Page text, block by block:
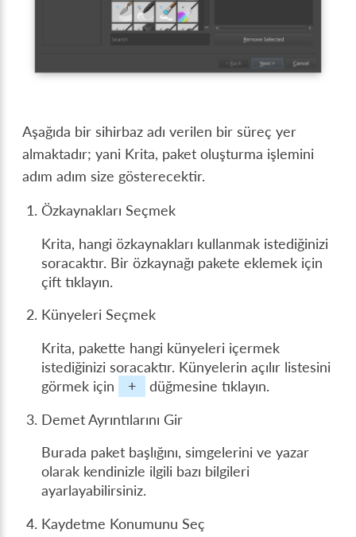
Aşağıda bir sihirbaz adı verilen bir süreç yer
almaktadır; yani Krita, paket oluşturma işlemini
adım adım size gösterecektir.
Özkaynakları Seçmek
Krita, hangi özkaynakları kullanmak istediğinizi
soracaktır. Bir özkaynağı pakete eklemek için
çift tıklayın.
Künyeleri Seçmek
Krita, pakette hangi künyeleri içermek
istediğinizi soracaktır. Künyelerin açılır listesini
görmek için
+
düğmesine tıklayın.
Demet Ayrıntılarını Gir
Burada paket başlığını, simgelerini ve yazar
olarak kendinizle ilgili bazı bilgileri
ayarlayabilirsiniz.
Kaydetme Konumunu Seç